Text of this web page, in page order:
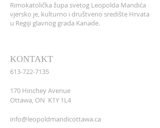
Rimokatolička župa svetog Leopolda Mandića
vjersko je, kulturno i društveno središte Hrvata
u Regiji glavnog grada Kanade.
KONTAKT
613-722-7135
170 Hinchey Avenue
Ottawa, ON K1Y 1L4
info@leopoldmandicottawa.ca